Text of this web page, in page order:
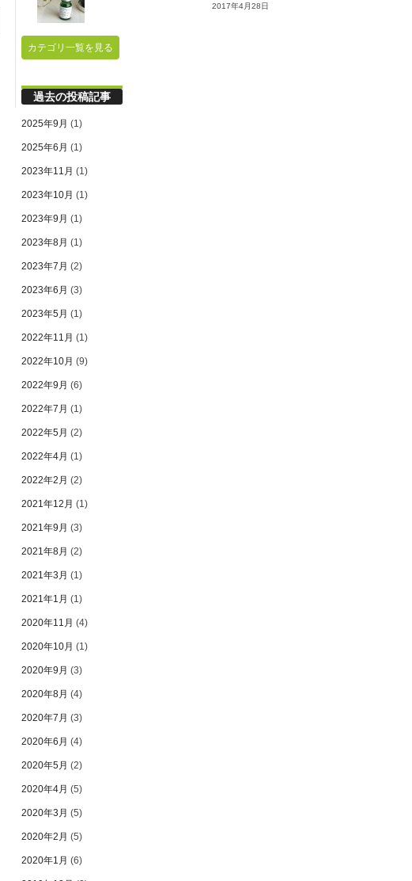
2017年4月28日
カテゴリ一覧を見る
過去の投稿記事
2025年9月 (1)
2025年6月 (1)
2023年11月 (1)
2023年10月 (1)
2023年9月 (1)
2023年8月 (1)
2023年7月 (2)
2023年6月 (3)
2023年5月 (1)
2022年11月 (1)
2022年10月 (9)
2022年9月 (6)
2022年7月 (1)
2022年5月 (2)
2022年4月 (1)
2022年2月 (2)
2021年12月 (1)
2021年9月 (3)
2021年8月 (2)
2021年3月 (1)
2021年1月 (1)
2020年11月 (4)
2020年10月 (1)
2020年9月 (3)
2020年8月 (4)
2020年7月 (3)
2020年6月 (4)
2020年5月 (2)
2020年4月 (5)
2020年3月 (5)
2020年2月 (5)
2020年1月 (6)